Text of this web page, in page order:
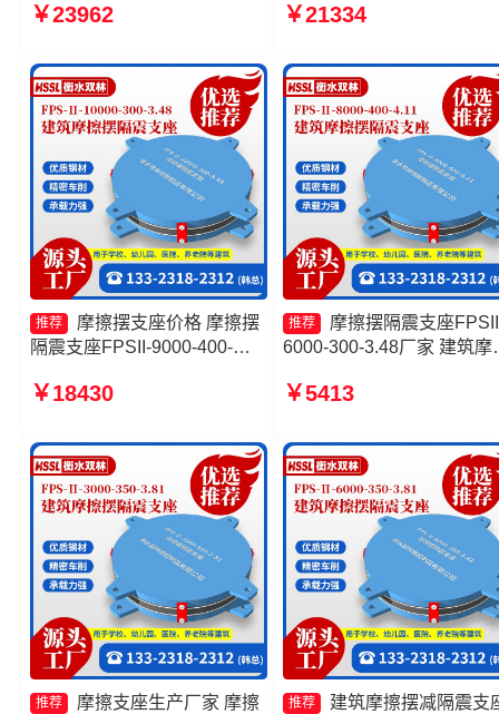
摩擦滑移隔震支座 建筑摩擦摆
￥23962
厂家 建筑减隔震摩擦摆支
产厂家
￥21334
推荐
摩擦摆支座价格 摩擦摆
隔震支座FPSII-9000-400-
座源头工厂 摩擦摆隔震支座
家
￥18430
推荐
摩擦摆隔震支座
6000-300-3.48厂家 建筑摩
摩擦复摆隔震支座 摩擦摆
￥5413
推荐
摩擦支座生产厂家 摩擦
推荐
建筑摩擦摆减隔震支